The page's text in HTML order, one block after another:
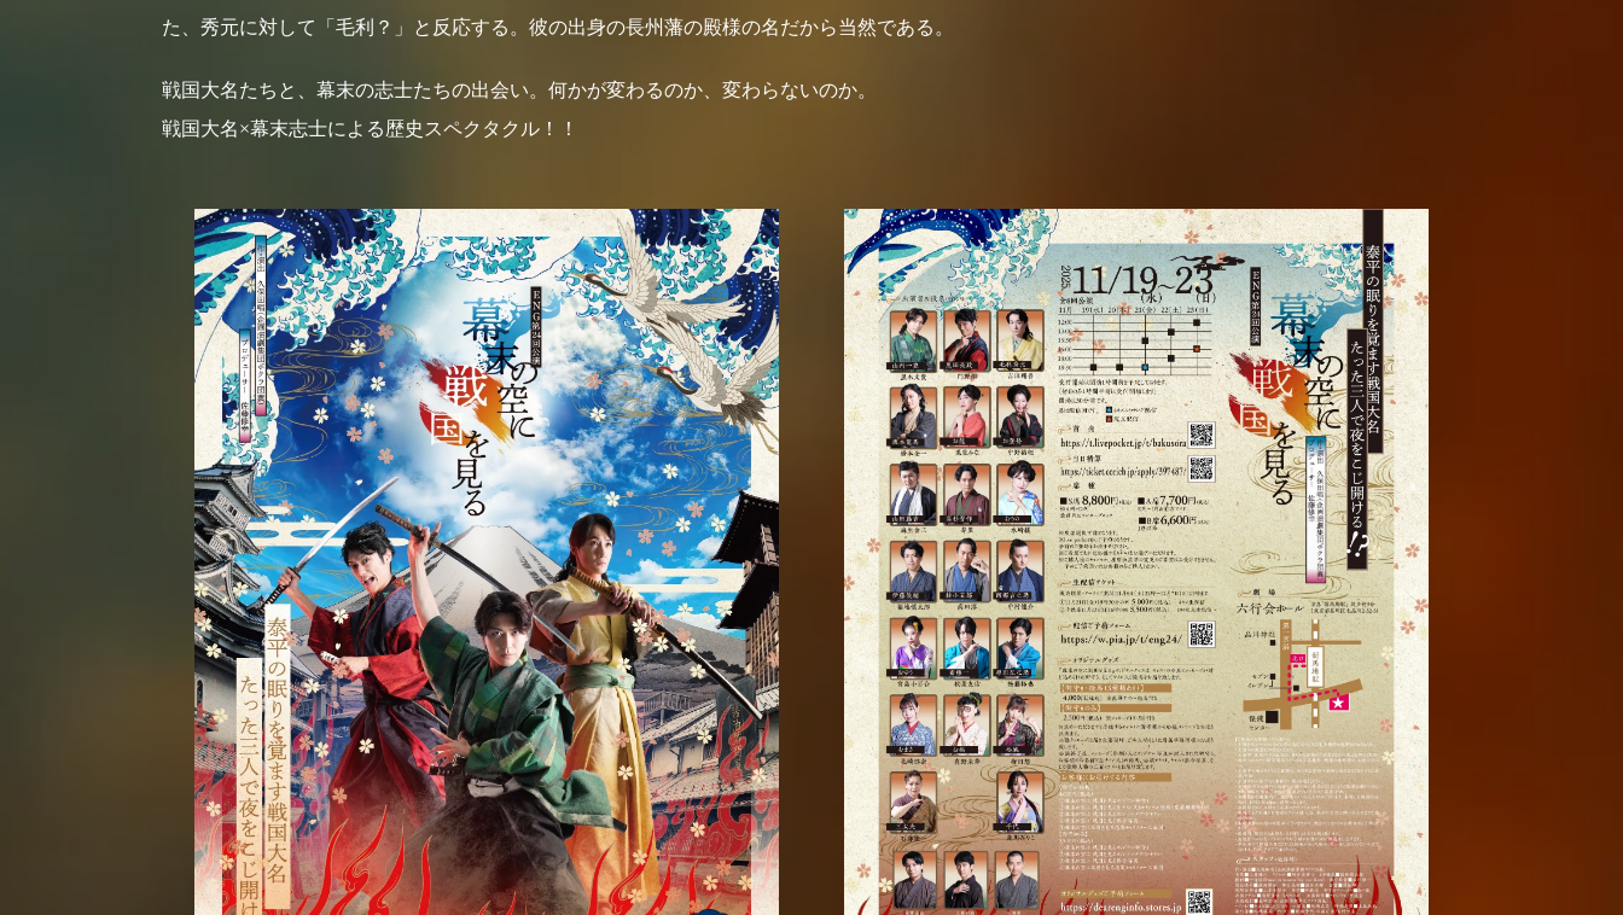
た、秀元に対して「毛利？」と反応する。彼の出身の長州藩の殿様の名だから当然である。
戦国大名たちと、幕末の志士たちの出会い。何かが変わるのか、変わらないのか。
戦国大名×幕末志士による歴史スペクタクル！！